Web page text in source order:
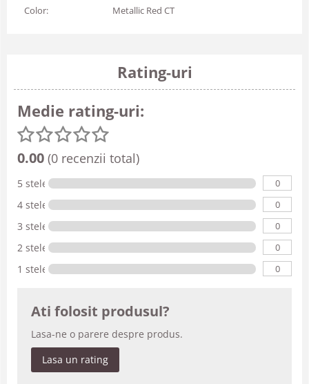
Color: Metallic Red CT
Rating-uri
Medie rating-uri:
0.00 (0 recenzii total)
5 stele 0
4 stele 0
3 stele 0
2 stele 0
1 stele 0
Ati folosit produsul?
Lasa-ne o parere despre produs.
Lasa un rating